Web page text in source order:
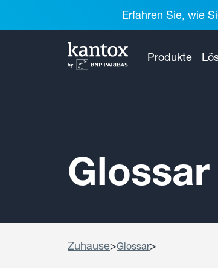
Erfahren Sie, wie
Produkte
Glossar
Zuhause>Glossar>